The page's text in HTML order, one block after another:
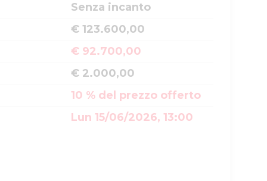
Senza incanto
€ 123.600,00
€ 92.700,00
€ 2.000,00
10 % del prezzo offerto
Lun 15/06/2026, 13:00